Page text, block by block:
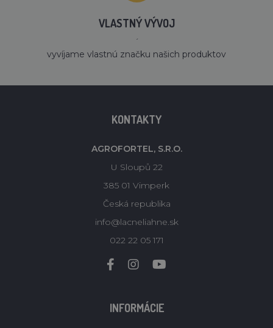
VLASTNÝ VÝVOJ
´
vyvíjame vlastnú značku našich produktov
KONTAKTY
AGROFORTEL, S.R.O.
U Sloupů 22
385 01 Vimperk
Česká republika
info@lacneliahne.sk
022 22 05 171
INFORMÁCIE